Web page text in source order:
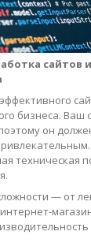
сайтов
бизнеса. Ваш
он
техническая
— от